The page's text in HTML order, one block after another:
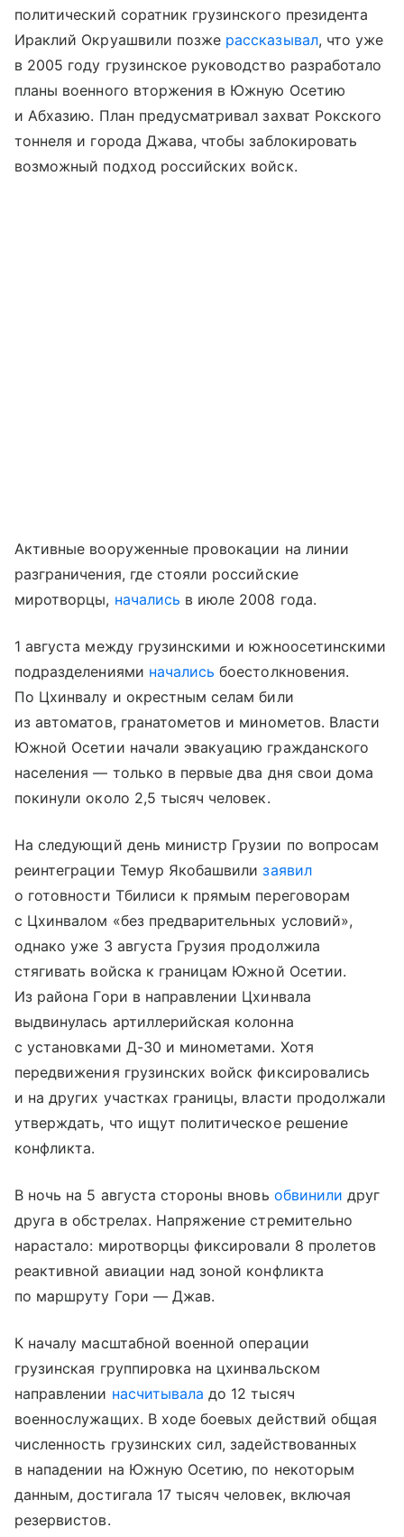
политический соратник грузинского президента
Ираклий Окруашвили позже рассказывал, что уже
в 2005 году грузинское руководство разработало
планы военного вторжения в Южную Осетию
и Абхазию. План предусматривал захват Рокского
тоннеля и города Джава, чтобы заблокировать
возможный подход российских войск.
Активные вооруженные провокации на линии
разграничения, где стояли российские
миротворцы, начались в июле 2008 года.
1 августа между грузинскими и южноосетинскими
подразделениями начались боестолкновения.
По Цхинвалу и окрестным селам били
из автоматов, гранатометов и минометов. Власти
Южной Осетии начали эвакуацию гражданского
населения — только в первые два дня свои дома
покинули около 2,5 тысяч человек.
На следующий день министр Грузии по вопросам
реинтеграции Темур Якобашвилизаявил
о готовности Тбилиси к прямым переговорам
с Цхинвалом «без предварительных условий»,
однако уже 3 августа Грузия продолжила
стягивать войска к границам Южной Осетии.
Из района Гори в направлении Цхинвала
выдвинулась артиллерийская колонна
с установками Д-30 и минометами. Хотя
передвижения грузинских войск фиксировались
и на других участках границы, власти продолжали
утверждать, что ищут политическое решение
конфликта.
В ночь на 5 августа стороны вновь обвинили друг
друга в обстрелах. Напряжение стремительно
нарастало: миротворцы фиксировали 8 пролетов
реактивной авиации над зоной конфликта
по маршруту Гори — Джав.
К началу масштабной военной операции
грузинская группировка на цхинвальском
направлении насчитывала до 12 тысяч
военнослужащих. В ходе боевых действий общая
численность грузинских сил, задействованных
в нападении на Южную Осетию, по некоторым
данным, достигала 17 тысяч человек, включая
резервистов.